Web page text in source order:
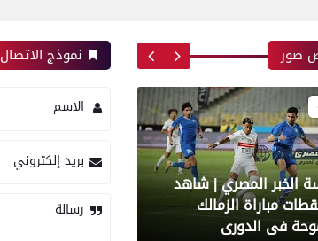
صور
الدورى
الخبر المصري | شاهد
مباراة الزمالك
فى الدورى
نموذج الاتصال
الاسم
بريد إلكتروني
رسالة